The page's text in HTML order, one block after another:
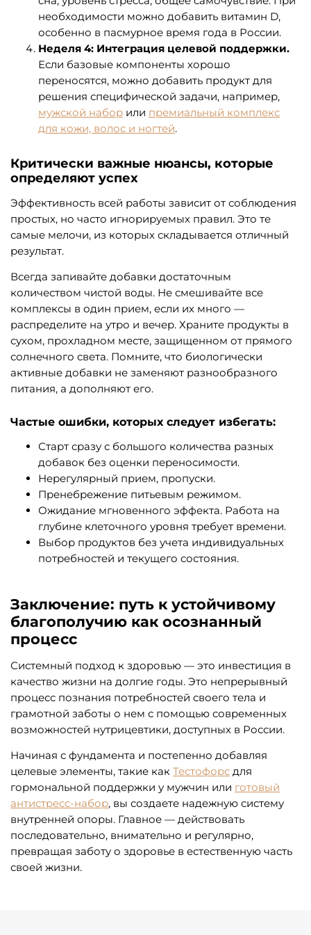
необходимости можно добавить витамин D,
особенно в пасмурное время года в России.
Неделя 4: Интеграция целевой поддержки.
Если базовые компоненты хорошо
переносятся, можно добавить продукт для
решения специфической задачи, например,
мужской набор или премиальный комплекс
для кожи, волос и ногтей.
Критически важные нюансы, которые
определяют успех
Эффективность всей работы зависит от соблюдения
простых, но часто игнорируемых правил. Это те
самые мелочи, из которых складывается отличный
результат.
Всегда запивайте добавки достаточным
количеством чистой воды. Не смешивайте все
комплексы в один прием, если их много —
распределите на утро и вечер. Храните продукты в
сухом, прохладном месте, защищенном от прямого
солнечного света. Помните, что биологически
активные добавки не заменяют разнообразного
питания, а дополняют его.
Частые ошибки, которых следует избегать:
Старт сразу с большого количества разных
добавок без оценки переносимости.
Нерегулярный прием, пропуски.
Пренебрежение питьевым режимом.
Ожидание мгновенного эффекта. Работа на
глубине клеточного уровня требует времени.
Выбор продуктов без учета индивидуальных
потребностей и текущего состояния.
Заключение: путь к устойчивому
благополучию как осознанный
процесс
Системный подход к здоровью — это инвестиция в
качество жизни на долгие годы. Это непрерывный
процесс познания потребностей своего тела и
грамотной заботы о нем с помощью современных
возможностей нутрицевтики, доступных в России.
Начиная с фундамента и постепенно добавляя
целевые элементы, такие как Тестофорс для
гормональной поддержки у мужчин или готовый
антистресс-набор, вы создаете надежную систему
внутренней опоры. Главное — действовать
последовательно, внимательно и регулярно,
превращая заботу о здоровье в естественную часть
своей жизни.